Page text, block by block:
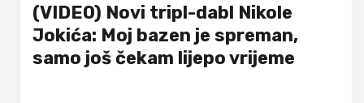
(VIDEO) Novi tripl-dabl Nikole
Jokića: Moj bazen je spreman,
samo još čekam lijepo vrijeme